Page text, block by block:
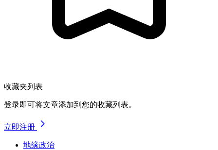
收藏夹列表
登录即可将文章添加到您的收藏列表。
立即注册
地缘政治